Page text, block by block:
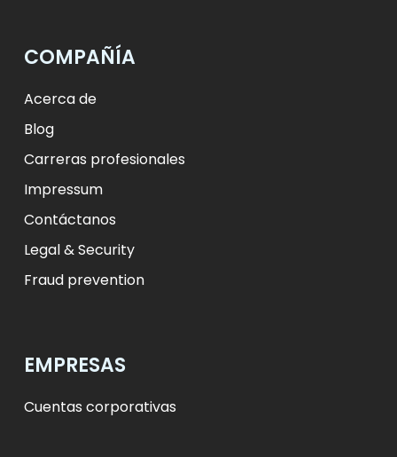
ft HUF
zł PLN
COMPAÑÍA
Acerca de
Blog
Carreras profesionales
Impressum
Contáctanos
Legal & Security
Fraud prevention
EMPRESAS
Cuentas corporativas